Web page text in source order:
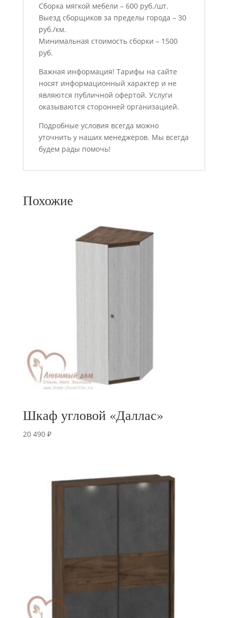
Сборка мягкой мебели – 600 руб./шт.
Выезд сборщиков за пределы города – 30
руб./км.
Минимальная стоимость сборки – 1500
руб.
Важная информация! Тарифы на сайте
носят информационный характер и не
являются публичной офертой. Услуги
оказываются сторонней организацией.
Подробные условия всегда можно
уточнить у наших менеджеров. Мы всегда
будем рады помочь!
Похожие
Шкаф угловой «Даллас»
20 490 ₽